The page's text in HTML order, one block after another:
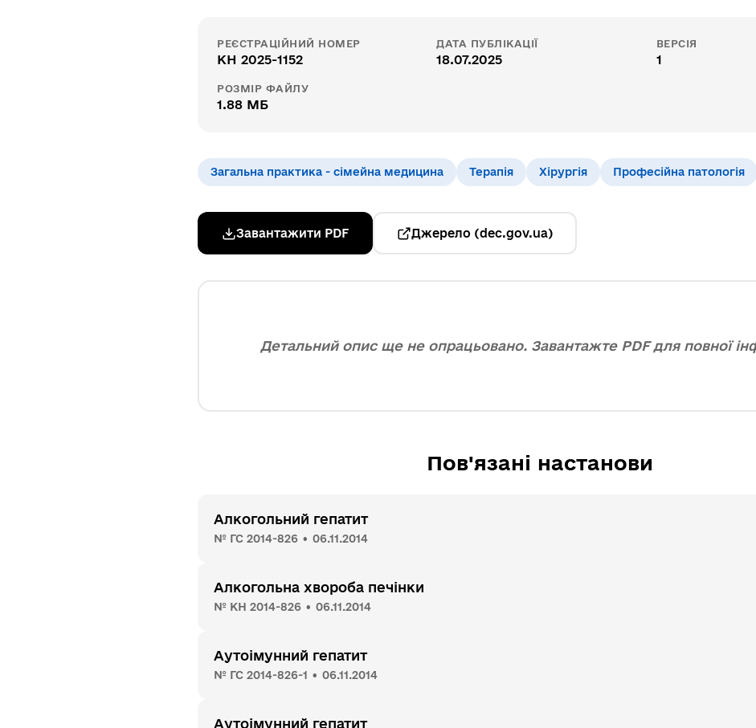
РЕЄСТРАЦІЙНИЙ НОМЕР
КН 2025-1152
ДАТА ПУБЛІКАЦІЇ
18.07.2025
ВЕРСІЯ
1
РОЗМІР ФАЙЛУ
1.88 МБ
Загальна практика - сімейна медицина Терапія Хірургія Професійна патологія
Завантажити PDF Джерело (dec.gov.ua)
Детальний опис ще не опрацьовано. Завантажте PDF для повної
Пов'язані настанови
Алкогольний гепатит
№ ГС 2014-826 • 06.11.2014
Алкогольна хвороба печінки
№ КН 2014-826 • 06.11.2014
Аутоімунний гепатит
№ ГС 2014-826-1 • 06.11.2014
Аутоімунний гепатит